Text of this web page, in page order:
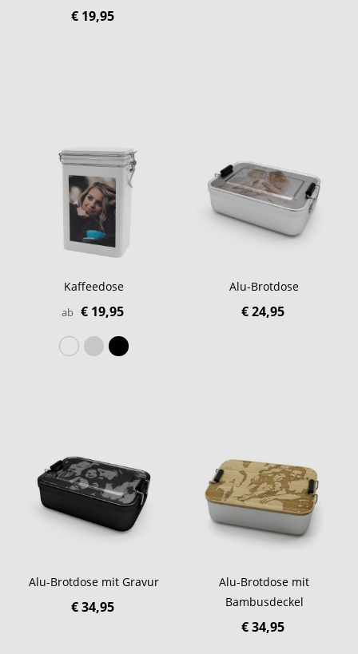
€ 19,95
Kaffeedose
ab € 19,95
Alu-Brotdose
€ 24,95
Alu-Brotdose mit Gravur
€ 34,95
Alu-Brotdose mit
Bambusdeckel
€ 34,95